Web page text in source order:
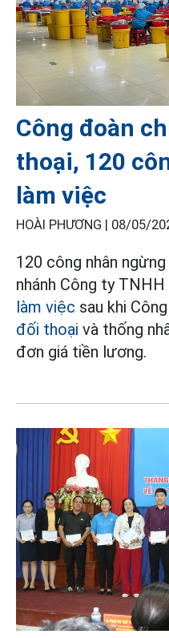
Công đoàn
thoại, 120
làm việc
HOÀI PHƯƠNG | 08/05/
120 công nhân
nhánh Công ty
làm việc sau khi
đối thoại và thống
đơn giá tiền lương.